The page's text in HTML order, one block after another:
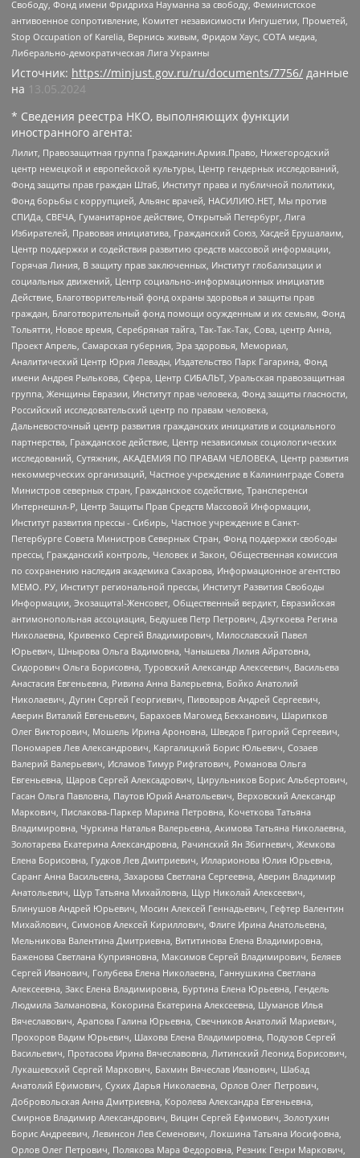
Свободу, Фонд имени Фридриха Науманна за свободу, Феминистское
антивоенное сопротивление, Комитет независимости Ингушетии, Прометей,
Stop Occupation of Karelia, Вернись живым, Фридом Хаус, СОТА медиа,
Либерально-демократическая Лига Украины
Источник: https://minjust.gov.ru/ru/documents/7756/ данные
на 13.05.2024
* Сведения реестра НКО, выполняющих функции
иностранного агента:
Лилит, Правозащитная группа Гражданин.Армия.Право, Нижегородский
центр немецкой и европейской культуры, Центр гендерных исследований,
Фонд защиты прав граждан Штаб, Институт права и публичной политики,
Фонд борьбы с коррупцией, Альянс врачей, НАСИЛИЮ.НЕТ, Мы против
СПИДа, СВЕЧА, Гуманитарное действие, Открытый Петербург, Лига
Избирателей, Правовая инициатива, Гражданский Союз, Хасдей Ерушалаим,
Центр поддержки и содействия развитию средств массовой информации,
Горячая Линия, В защиту прав заключенных, Институт глобализации и
социальных движений, Центр социально-информационных инициатив
Действие, Благотворительный фонд охраны здоровья и защиты прав
граждан, Благотворительный фонд помощи осужденным и их семьям, Фонд
Тольятти, Новое время, Серебряная тайга, Так-Так-Так, Сова, центр Анна,
Проект Апрель, Самарская губерния, Эра здоровья, Мемориал,
Аналитический Центр Юрия Левады, Издательство Парк Гагарина, Фонд
имени Андрея Рылькова, Сфера, Центр СИБАЛЬТ, Уральская правозащитная
группа, Женщины Евразии, Институт прав человека, Фонд защиты гласности,
Российский исследовательский центр по правам человека,
Дальневосточный центр развития гражданских инициатив и социального
партнерства, Гражданское действие, Центр независимых социологических
исследований, Сутяжник, АКАДЕМИЯ ПО ПРАВАМ ЧЕЛОВЕКА, Центр развития
некоммерческих организаций, Частное учреждение в Калининграде Совета
Министров северных стран, Гражданское содействие, Трансперенси
Интернешнл-Р, Центр Защиты Прав Средств Массовой Информации,
Институт развития прессы - Сибирь, Частное учреждение в Санкт-
Петербурге Совета Министров Северных Стран, Фонд поддержки свободы
прессы, Гражданский контроль, Человек и Закон, Общественная комиссия
по сохранению наследия академика Сахарова, Информационное агентство
МЕМО. РУ, Институт региональной прессы, Институт Развития Свободы
Информации, Экозащита!-Женсовет, Общественный вердикт, Евразийская
антимонопольная ассоциация, Бедушев Петр Петрович, Дзугкоева Регина
Николаевна, Кривенко Сергей Владимирович, Милославский Павел
Юрьевич, Шнырова Ольга Вадимовна, Чанышева Лилия Айратовна,
Сидорович Ольга Борисовна, Туровский Александр Алексеевич, Васильева
Анастасия Евгеньевна, Ривина Анна Валерьевна, Бойко Анатолий
Николаевич, Дугин Сергей Георгиевич, Пивоваров Андрей Сергеевич,
Аверин Виталий Евгеньевич, Барахоев Магомед Бекханович, Шарипков
Олег Викторович, Мошель Ирина Ароновна, Шведов Григорий Сергеевич,
Пономарев Лев Александрович, Каргалицкий Борис Юльевич, Созаев
Валерий Валерьевич, Исламов Тимур Рифгатович, Романова Ольга
Евгеньевна, Щаров Сергей Алексадрович, Цирульников Борис Альбертович,
Гасан Ольга Павловна, Паутов Юрий Анатольевич, Верховский Александр
Маркович, Пислакова-Паркер Марина Петровна, Кочеткова Татьяна
Владимировна, Чуркина Наталья Валерьевна, Акимова Татьяна Николаевна,
Золотарева Екатерина Александровна, Рачинский Ян Збигневич, Жемкова
Елена Борисовна, Гудков Лев Дмитриевич, Илларионова Юлия Юрьевна,
Саранг Анна Васильевна, Захарова Светлана Сергеевна, Аверин Владимир
Анатольевич, Щур Татьяна Михайловна, Щур Николай Алексеевич,
Блинушов Андрей Юрьевич, Мосин Алексей Геннадьевич, Гефтер Валентин
Михайлович, Симонов Алексей Кириллович, Флиге Ирина Анатольевна,
Мельникова Валентина Дмитриевна, Вититинова Елена Владимировна,
Баженова Светлана Куприяновна, Максимов Сергей Владимирович, Беляев
Сергей Иванович, Голубева Елена Николаевна, Ганнушкина Светлана
Алексеевна, Закс Елена Владимировна, Буртина Елена Юрьевна, Гендель
Людмила Залмановна, Кокорина Екатерина Алексеевна, Шуманов Илья
Вячеславович, Арапова Галина Юрьевна, Свечников Анатолий Мариевич,
Прохоров Вадим Юрьевич, Шахова Елена Владимировна, Подузов Сергей
Васильевич, Протасова Ирина Вячеславовна, Литинский Леонид Борисович,
Лукашевский Сергей Маркович, Бахмин Вячеслав Иванович, Шабад
Анатолий Ефимович, Сухих Дарья Николаевна, Орлов Олег Петрович,
Добровольская Анна Дмитриевна, Королева Александра Евгеньевна,
Смирнов Владимир Александрович, Вицин Сергей Ефимович, Золотухин
Борис Андреевич, Левинсон Лев Семенович, Локшина Татьяна Иосифовна,
Орлов Олег Петрович, Полякова Мара Федоровна, Резник Генри Маркович,